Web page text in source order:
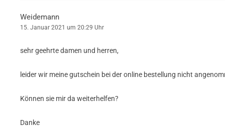
Weidemann
15. Januar 2021 um 20:29 Uhr
sehr geehrte damen und herren,
leider wir meine gutschein bei der online bestellung nicht
Können sie mir da weiterhelfen?
Danke